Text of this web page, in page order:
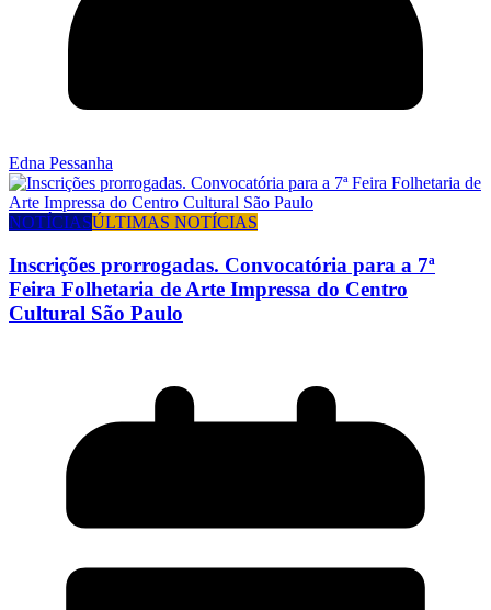
Edna Pessanha
NOTÍCIASÚLTIMAS NOTÍCIAS
Inscrições prorrogadas. Convocatória para a 7ª
Feira Folhetaria de Arte Impressa do Centro
Cultural São Paulo